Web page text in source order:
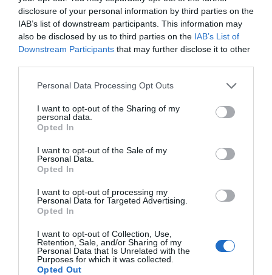
disclosure of your personal information by third parties on the
IAB’s list of downstream participants. This information may
also be disclosed by us to third parties on the IAB’s List of
Downstream Participants that may further disclose it to other
Personal Data Processing Opt Outs
I want to opt-out of the Sharing of my
personal data.
Opted In
I want to opt-out of the Sale of my
Personal Data.
Opted In
I want to opt-out of processing my
Personal Data for Targeted Advertising.
Opted In
I want to opt-out of Collection, Use,
Retention, Sale, and/or Sharing of my
Personal Data that Is Unrelated with the
Purposes for which it was collected.
Opted Out
Veľkosti
- XS, S, M, L, XL, XXL, 3XL, 4XL, 5XL
0.0
0% zákazníkov odporúča produkt